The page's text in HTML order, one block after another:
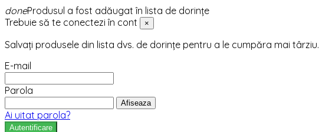
doneProdusul a fost adăugat în lista de dorințe
Trebuie să te conectezi în cont
×
Salvați produsele din lista dvs. de dorințe pentru a le cumpăra mai târziu.
E-mail
Parola
Afiseaza
Ai uitat parola?
Autentificare